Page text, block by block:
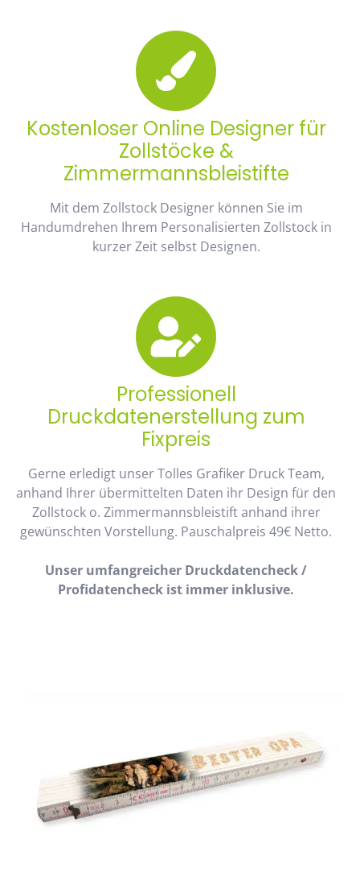
Kostenloser Online Designer für
Zollstöcke &
Zimmermannsbleistifte
Mit dem Zollstock Designer können Sie im
Handumdrehen Ihrem Personalisierten Zollstock in
kurzer Zeit selbst Designen.
Professionell
Druckdatenerstellung zum
Fixpreis
Gerne erledigt unser Tolles Grafiker Druck Team,
anhand Ihrer übermittelten Daten ihr Design für den
Zollstock o. Zimmermannsbleistift anhand ihrer
gewünschten Vorstellung. Pauschalpreis 49€ Netto.
Unser umfangreicher Druckdatencheck /
Profidatencheck ist immer inklusive.